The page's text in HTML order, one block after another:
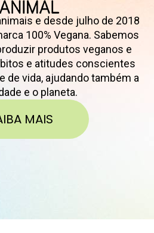
e desde julho de 2018
100% Vegana. Sabemos
produtos veganos e
e atitudes conscientes
de vida, ajudando também a
e o planeta.
MAIS